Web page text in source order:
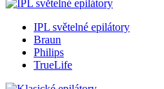
IPL světelné epilátory
Braun
Philips
TrueLife